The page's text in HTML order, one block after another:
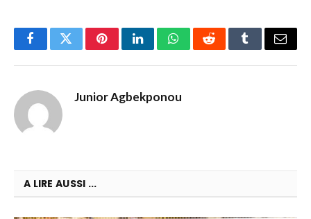
FacebookTwitterPinterestLinkedInWhatsAppRedditTumblrEmail
Junior Agbekponou
A LIRE AUSSI ...